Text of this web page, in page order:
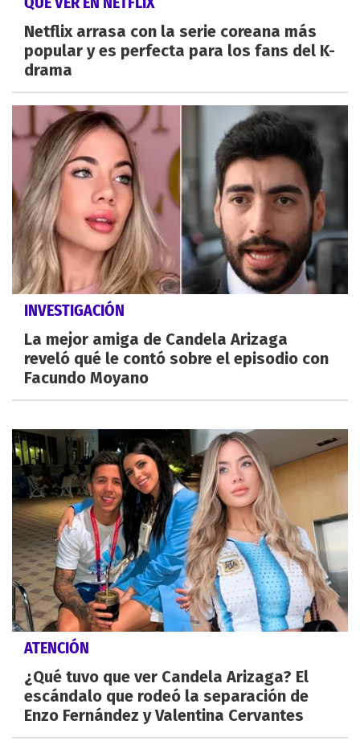
Netflix arrasa con la serie coreana más
popular y es perfecta para los fans del K-
drama
INVESTIGACIÓN
La mejor amiga de Candela Arizaga
reveló qué le contó sobre el episodio con
Facundo Moyano
ATENCIÓN
¿Qué tuvo que ver Candela Arizaga? El
escándalo que rodeó la separación de
Enzo Fernández y Valentina Cervantes